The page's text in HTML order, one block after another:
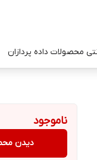
محصولات داده پردازان
ناموجود
دیدن